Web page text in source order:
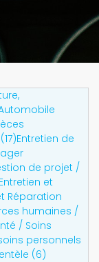
Entretien de
de projet /
et
Réparation
humaines /
/ Soins
personnels
(6)